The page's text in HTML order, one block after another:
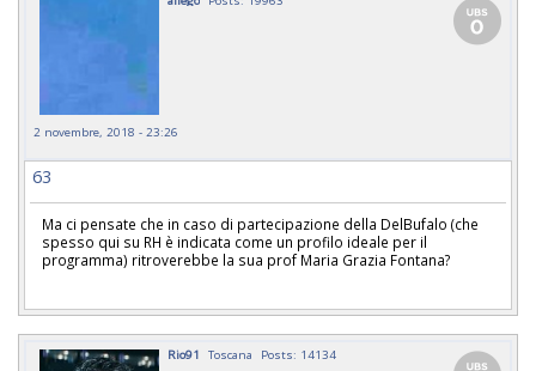
2 novembre, 2018 - 23:26
63
Ma ci pensate che in caso di partecipazione della DelBufalo (che
spesso qui su RH è indicata come un profilo ideale per il
programma) ritroverebbe la sua prof Maria Grazia Fontana?
Rio91 Toscana Posts: 14134